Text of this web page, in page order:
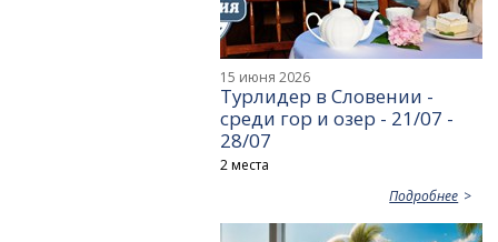
15 июня 2026
Турлидер в Словении -
среди гор и озер - 21/07 -
28/07
2 места
Подробнее